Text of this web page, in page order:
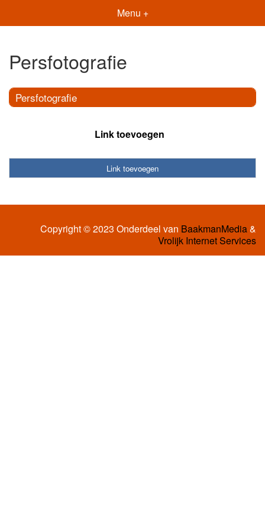
Menu +
Persfotografie
Persfotografie
Link toevoegen
Link toevoegen
Copyright © 2023 Onderdeel van BaakmanMedia&
Vrolijk Internet Services